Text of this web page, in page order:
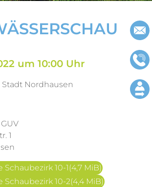
um 10:00 Uhr
Stadt Nordhausen
1
10-1(4,7 MiB)
Schaubezirk 10-2(4,4 MiB)